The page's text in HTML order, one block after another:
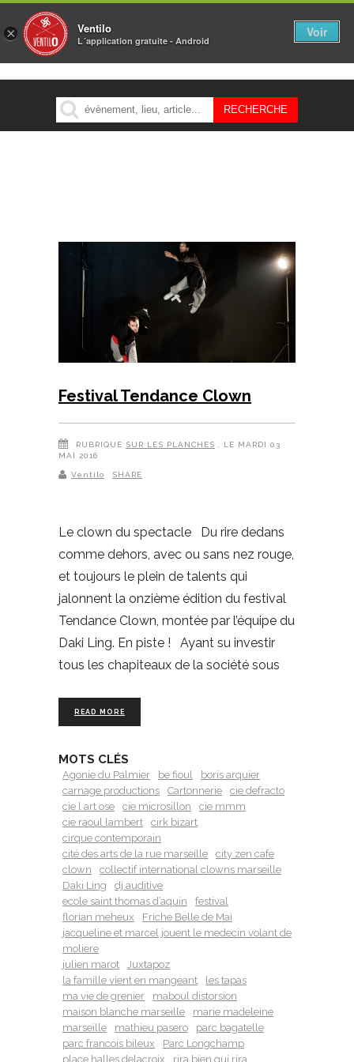
MENU
Festival Tendance Clown
RUBRIQUE SUR LES PLANCHES
, LE MARDI 03
MAI 2016
Ventilo SHARE
Le clown du spectacle Du rire dedans
comme dehors, avec ou sans nez rouge,
et toujours le plein de talents qui
jalonnent la onzième édition du festival
Tendance Clown, montée par l’équipe du
Daki Ling. En piste ! Ayant su investir
tous les chapiteaux de la société sous
READ MORE
MOTS CLÉS
Agonie du Palmier be fioul
boris arquier
carnage productions
Cartonnerie
cie defracto
cie l art ose
cie microsillon
cie mmm
cie raoul lambert
cirk bizart
cirque contemporain
cité des arts de la rue marseille
city zen cafe
clown
collectif international clowns marseille
Daki Ling
dj auditive
ecole saint thomas d’aquin
festival
florian meheux
Friche Belle de Mai
jacqueline et marcel jouent le medecin volant de
moliere
julien marot
Juxtapoz
la famille vient en mangeant
les tapas
ma vie de grenier
maboul distorsion
maison blanche marseille
marie madeleine
marseille
mathieu pasero
parc bagatelle
parc francois bileux
Parc Longchamp
place halles delacroix
rira bien qui rira
× Ventilo
L´application gratuite - Android
Voir